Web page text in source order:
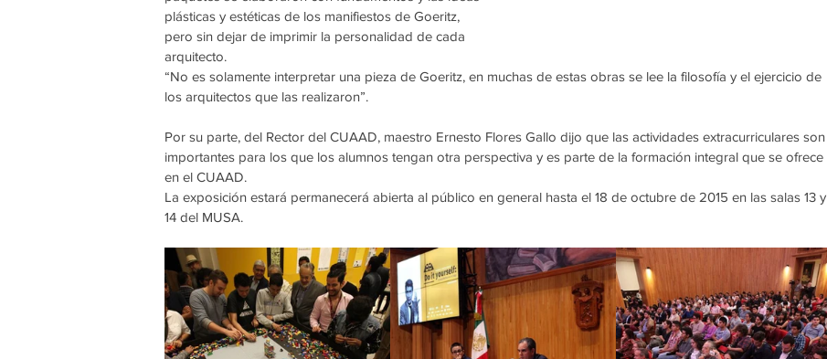
plásticas y estéticas de los manifiestos de Goeritz,
pero sin dejar de imprimir la personalidad de cada
arquitecto.
“No es solamente interpretar una pieza de Goeritz, en muchas de estas obras se lee la filosofía y el ejercicio de
los arquitectos que las realizaron”.
Por su parte, del Rector del CUAAD, maestro Ernesto Flores Gallo dijo que las actividades extracurriculares son
importantes para los que los alumnos tengan otra perspectiva y es parte de la formación integral que se ofrece
en el CUAAD.
La exposición estará permanecerá abierta al público en general hasta el 18 de octubre de 2015 en las salas 13 y
14 del MUSA.